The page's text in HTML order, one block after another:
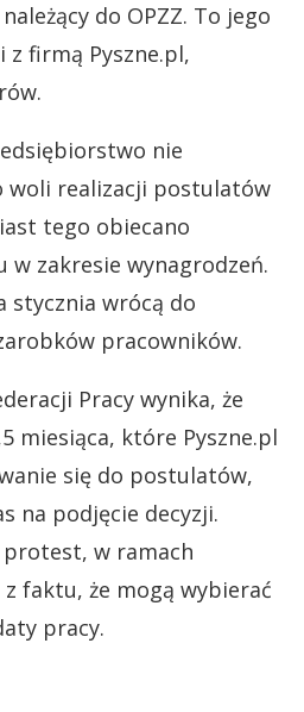
do OPZZ. To jego
z firmą Pyszne.pl,
nie
woli realizacji postulatów
tego obiecano
w zakresie wynagrodzeń.
stycznia wrócą do
pracowników.
Pracy wynika, że
miesiąca, które Pyszne.pl
się do postulatów,
na podjęcie decyzji.
w ramach
faktu, że mogą wybierać
pracy.